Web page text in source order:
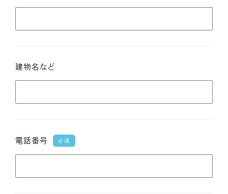
建物名など
電話番号 必須